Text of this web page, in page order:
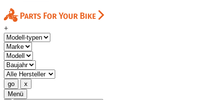
+
Menü